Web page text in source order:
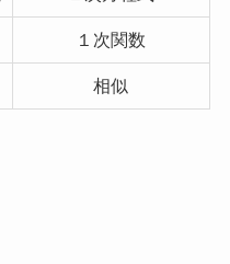
１次関数
相似